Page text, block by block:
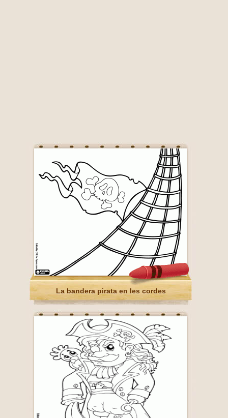
La bandera pirata en les cordes